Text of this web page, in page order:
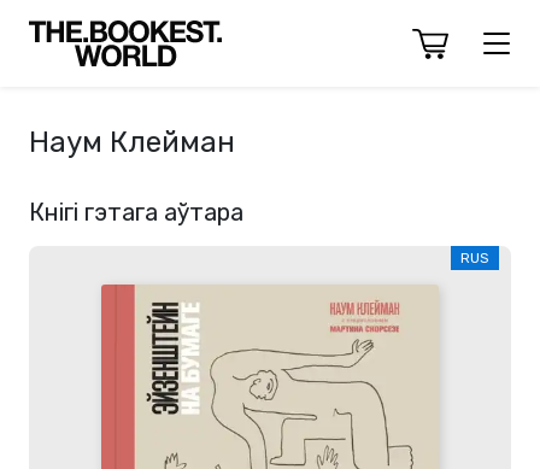
Наум Клейман
Кнігі гэтага аўтара
RUS